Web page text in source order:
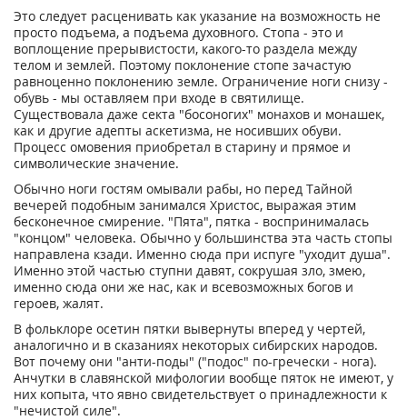
Это следует расценивать как указание на возможность не
просто подъема, а подъема духовного. Стопа - это и
воплощение прерывистости, какого-то раздела между
телом и землей. Поэтому поклонение стопе зачастую
равноценно поклонению земле. Ограничение ноги снизу -
обувь - мы оставляем при входе в святилище.
Существовала даже секта "босоногих" монахов и монашек,
как и другие адепты аскетизма, не носивших обуви.
Процесс омовения приобретал в старину и прямое и
символические значение.
Обычно ноги гостям омывали рабы, но перед Тайной
вечерей подобным занимался Христос, выражая этим
бесконечное смирение. "Пята", пятка - воспринималась
"концом" человека. Обычно у большинства эта часть стопы
направлена кзади. Именно сюда при испуге "уходит душа".
Именно этой частью ступни давят, сокрушая зло, змею,
именно сюда они же нас, как и всевозможных богов и
героев, жалят.
В фольклоре осетин пятки вывернуты вперед у чертей,
аналогично и в сказаниях некоторых сибирских народов.
Вот почему они "анти-поды" ("подос" по-гречески - нога).
Анчутки в славянской мифологии вообще пяток не имеют, у
них копыта, что явно свидетельствует о принадлежности к
"нечистой силе".